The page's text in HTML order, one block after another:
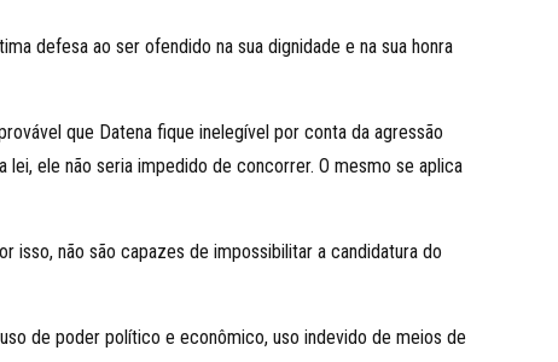
defesa ao ser ofendido na sua dignidade e na sua honra
que Datena fique inelegível por conta da agressão
ele não seria impedido de concorrer. O mesmo se aplica
isso, não são capazes de impossibilitar a candidatura do
de poder político e econômico, uso indevido de meios de